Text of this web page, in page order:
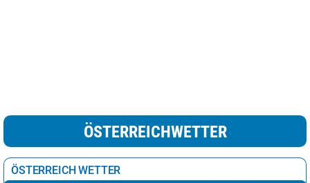
ÖSTERREICHWETTER
ÖSTERREICH WETTER